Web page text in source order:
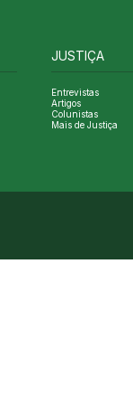
JUSTIÇA
Entrevistas
Artigos
Colunistas
Mais de Justiça